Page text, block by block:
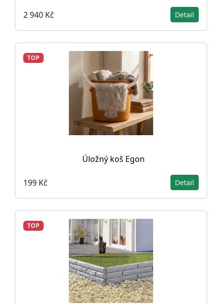
2 940 Kč Detail
TOP
Úložný koš Egon
199 Kč Detail
TOP